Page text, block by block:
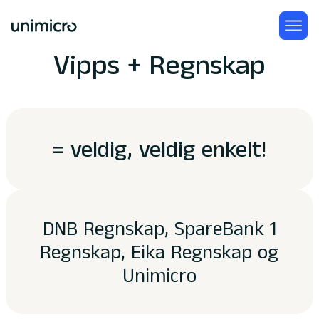
Vipps + Regnskap
= veldig, veldig enkelt!
DNB Regnskap, SpareBank 1
Regnskap, Eika Regnskap og
Unimicro